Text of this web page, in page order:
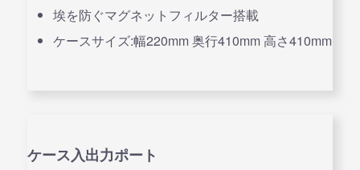
埃を防ぐマグネットフィルター搭載
ケースサイズ:幅220mm 奥行410mm 高さ410mm
ケース入出力ポート